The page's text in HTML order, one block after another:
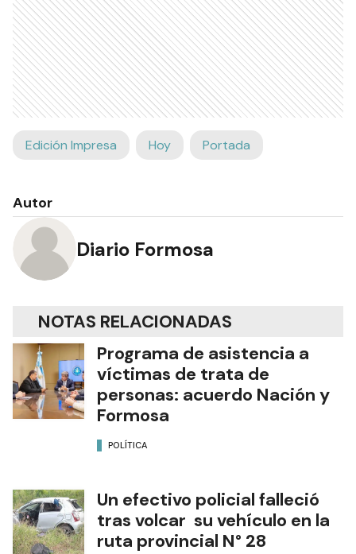
Edición Impresa Hoy Portada
Autor
Diario Formosa
NOTAS RELACIONADAS
Programa de asistencia a
víctimas de trata de
personas: acuerdo Nación y
Formosa
POLÍTICA
Un efectivo policial falleció
tras volcar su vehículo en la
ruta provincial N° 28